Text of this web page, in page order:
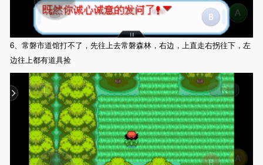
6、常磐市道馆打不了，先往上去常磐森林，右边，上直走右拐往下，左
边往上都有道具捡